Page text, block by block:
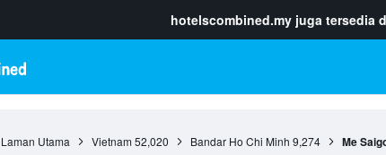
hotelscombined.my juga tersedia
Laman Utama Vietnam 52,020 Bandar Ho Chi Minh 9,274 Me